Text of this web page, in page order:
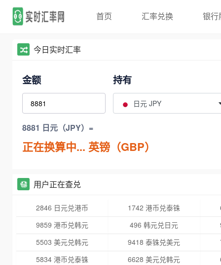
首页 汇率兑换 银行
今日实时汇率
金额 持有
日元 JPY
8881 日元（JPY）=
正在换算中... 英镑（GBP）
用户正在查兑
2846 日元兑港币 1742 港币兑泰铢
9859 港币兑韩元
496 韩元兑日元
5503 美元兑韩元
9418 泰铢兑美元
5834 港币兑泰铢
6628 美元兑韩元